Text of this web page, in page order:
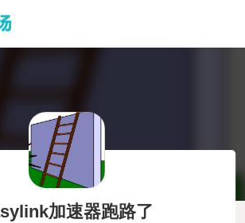
加速器跑路了